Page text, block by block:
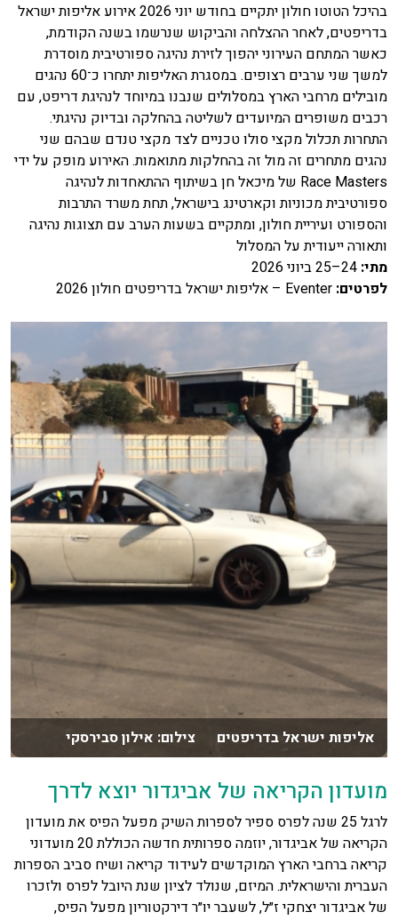
בהיכל הטוטו חולון יתקיים בחודש יוני 2026 אירוע אליפות ישראל
בדריפטים, לאחר ההצלחה והביקוש שנרשמו בשנה הקודמת,
כאשר המתחם העירוני יהפוך לזירת נהיגה ספורטיבית מוסדרת
למשך שני ערבים רצופים. במסגרת האליפות יתחרו כ־60 נהגים
מובילים מרחבי הארץ במסלולים שנבנו במיוחד לנהיגת דריפט, עם
רכבים משופרים המיועדים לשליטה בהחלקה ובדיוק נהיגתי.
התחרות תכלול מקצי סולו טכניים לצד מקצי טנדם שבהם שני
נהגים מתחרים זה מול זה בהחלקות מתואמות. האירוע מופק על ידי
Race Masters של מיכאל חן בשיתוף ההתאחדות לנהיגה
ספורטיבית מכוניות וקארטינג בישראל, תחת משרד התרבות
והספורט ועיריית חולון, ומתקיים בשעות הערב עם תצוגות נהיגה
ותאורה ייעודית על המסלול
מתי:
לפרטים:
אליפות ישראל בדריפטים צילום: אילון סבירסקי
מועדון הקריאה של אביגדור יוצא לדרך
לרגל 25 שנה לפרס ספיר לספרות השיק מפעל הפיס את מועדון
הקריאה של אביגדור, יוזמה ספרותית חדשה הכוללת 20 מועדוני
קריאה ברחבי הארץ המוקדשים לעידוד קריאה ושיח סביב הספרות
העברית והישראלית. המיזם, שנולד לציון שנת היובל לפרס ולזכרו
של אביגדור יצחקי ז״ל, לשעבר יו״ר דירקטוריון מפעל הפיס,